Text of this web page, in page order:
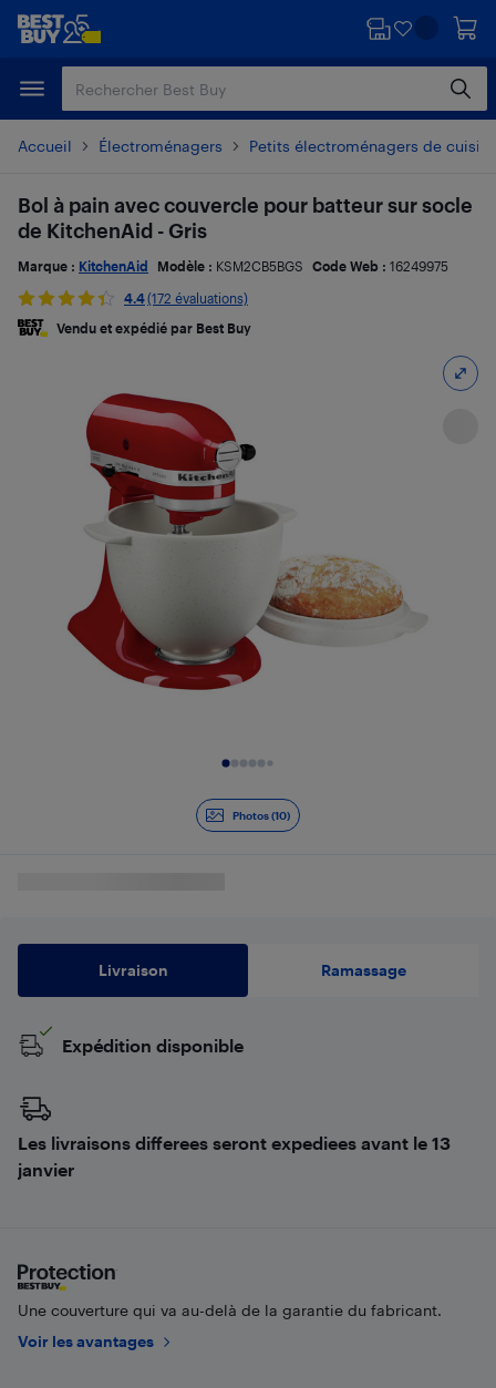
Passer
principal
Passer
Accueil Électroménagers Petits électroménagers de
Photos (10)
Bol à pain avec couvercle pour batteur sur socle
de KitchenAid - Gris
Marque : KitchenAid Modèle : KSM2CB5BGS Code Web : 16249975
4.4(172 évaluations)
Vendu et expédié par Best Buy
Livraison Ramassage
Expédition disponible
Les livraisons differees seront expediees avant le 13
janvier
Une couverture qui va au-delà de la garantie du fabricant.
Voir les avantages